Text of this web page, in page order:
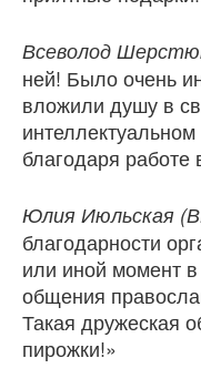
Всеволод
ней! Было очень
вложили душу в
благодаря
Юлия Июльская
благодарности
или иной момент
общения
Такая дружеская
пирожки!»